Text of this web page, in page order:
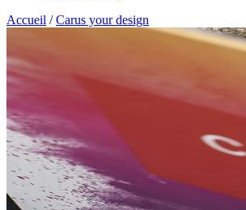
Accueil /Carus your design